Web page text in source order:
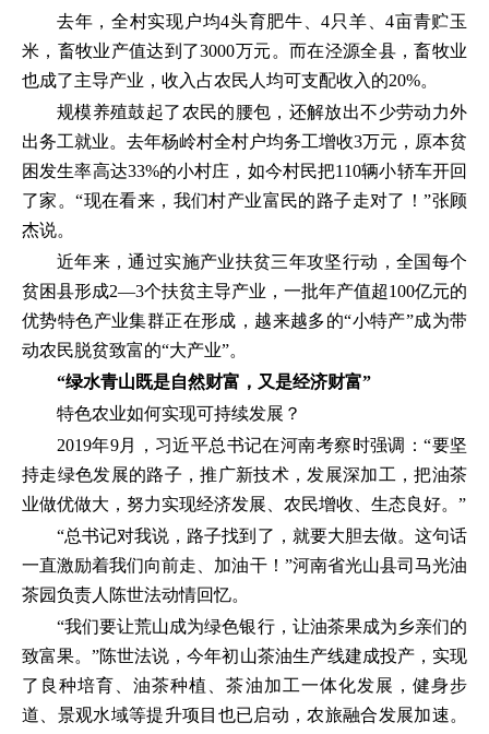
去年，全村实现户均4头育肥牛、4只羊、4亩青贮玉
米，畜牧业产值达到了3000万元。而在泾源全县，畜牧业
也成了主导产业，收入占农民人均可支配收入的20%。
规模养殖鼓起了农民的腰包，还解放出不少劳动力外
出务工就业。去年杨岭村全村户均务工增收3万元，原本贫
困发生率高达33%的小村庄，如今村民把110辆小轿车开回
了家。“现在看来，我们村产业富民的路子走对了！”张顾
杰说。
近年来，通过实施产业扶贫三年攻坚行动，全国每个
贫困县形成2—3个扶贫主导产业，一批年产值超100亿元的
优势特色产业集群正在形成，越来越多的“小特产”成为带
动农民脱贫致富的“大产业”。
“绿水青山既是自然财富，又是经济财富”
特色农业如何实现可持续发展？
2019年9月，习近平总书记在河南考察时强调：“要坚
持走绿色发展的路子，推广新技术，发展深加工，把油茶
业做优做大，努力实现经济发展、农民增收、生态良好。”
“总书记对我说，路子找到了，就要大胆去做。这句话
一直激励着我们向前走、加油干！”河南省光山县司马光油
茶园负责人陈世法动情回忆。
“我们要让荒山成为绿色银行，让油茶果成为乡亲们的
致富果。”陈世法说，今年初山茶油生产线建成投产，实现
了良种培育、油茶种植、茶油加工一体化发展，健身步
道、景观水域等提升项目也已启动，农旅融合发展加速。